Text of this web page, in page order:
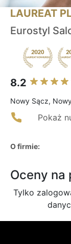
LAUREAT
Eurostyl
8.2
Nowy Sącz,
Pokaż
O firmie:
Oceny na
Tylko